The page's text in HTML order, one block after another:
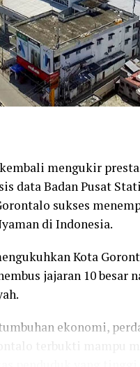
mengukir
data Badan Pusat
sukses
di Indonesia.
Kota
jajaran 10 besar
ekonomi,